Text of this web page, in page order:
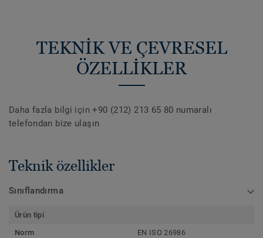
TEKNİK VE ÇEVRESEL
ÖZELLİKLER
Daha fazla bilgi için +90 (212) 213 65 80 numaralı
telefondan bize ulaşın
Teknik özellikler
Sınıflandırma
Ürün tipi
Norm
EN ISO 26986